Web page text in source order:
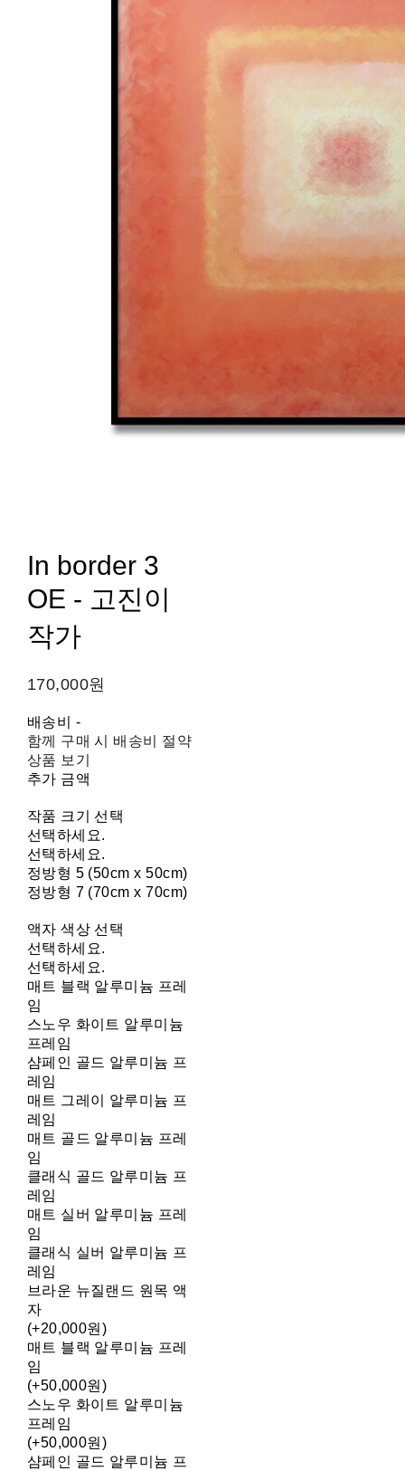
In border 3
OE - 고진이
작가
170,000원
배송비 -
함께 구매 시 배송비 절약
상품 보기
추가 금액
작품 크기 선택
선택하세요.
선택하세요.
정방형 5 (50cm x 50cm)
정방형 7 (70cm x 70cm)
액자 색상 선택
선택하세요.
선택하세요.
매트 블랙 알루미늄 프레
임
스노우 화이트 알루미늄
프레임
샴페인 골드 알루미늄 프
레임
매트 그레이 알루미늄 프
레임
매트 골드 알루미늄 프레
임
클래식 골드 알루미늄 프
레임
매트 실버 알루미늄 프레
임
클래식 실버 알루미늄 프
레임
브라운 뉴질랜드 원목 액
자
(+20,000원)
매트 블랙 알루미늄 프레
임
(+50,000원)
스노우 화이트 알루미늄
프레임
(+50,000원)
샴페인 골드 알루미늄 프